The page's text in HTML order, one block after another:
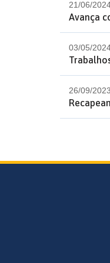
21/06/
Avança
03/05/
26/09/2023